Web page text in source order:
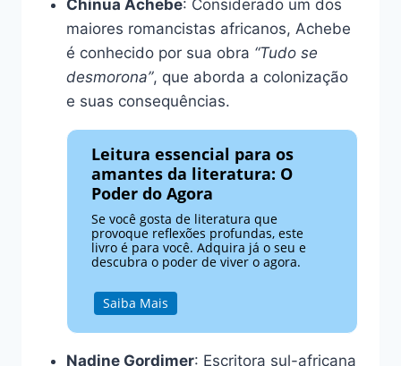
Chinua Achebe: Considerado um dos
maiores romancistas africanos, Achebe
é conhecido por sua obra “Tudo se
desmorona”, que aborda a colonização
e suas consequências.
Leitura essencial para os
amantes da literatura: O
Poder do Agora
Se você gosta de literatura que
provoque reflexões profundas, este
livro é para você. Adquira já o seu e
descubra o poder de viver o agora.
Saiba Mais
Nadine Gordimer: Escritora sul-africana